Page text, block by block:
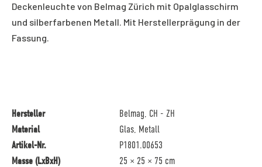
Deckenleuchte von Belmag Zürich mit Opalglasschirm
und silberfarbenen Metall. Mit Herstellerprägung in der
Fassung.
Hersteller
Belmag, CH - ZH
Material
Glas, Metall
Artikel-Nr.
P1801.00653
Masse (LxBxH)
25 × 25 × 75 cm